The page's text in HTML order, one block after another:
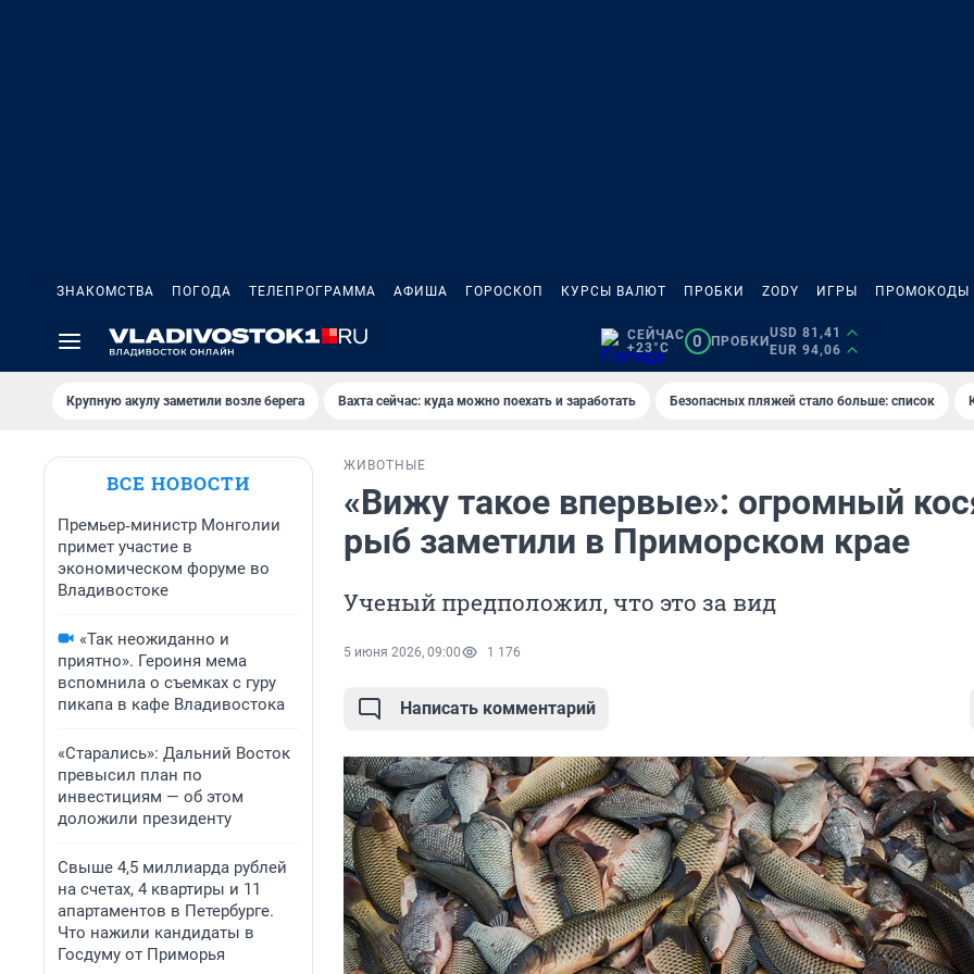
ЗНАКОМСТВА ПОГОДА ТЕЛЕПРОГРАММА АФИША ГОРОСКОП КУРСЫ ВАЛЮТ ПРОБКИ ZODY ИГРЫ ПРОМОКОДЫ
СЕЙЧАС
+23°C
0 ПРОБКИ
USD 81,41
EUR 94,06
Крупную акулу заметили возле берега Вахта сейчас: куда можно поехать и заработать Безопасных пляжей стало больше: список
ВСЕ НОВОСТИ
Премьер‑министр Монголии
примет участие в
экономическом форуме во
Владивостоке
«Так неожиданно и
приятно». Героиня мема
вспомнила о съемках с гуру
пикапа в кафе Владивостока
«Старались»: Дальний Восток
превысил план по
инвестициям — об этом
доложили президенту
Свыше 4,5 миллиарда рублей
на счетах, 4 квартиры и 11
апартаментов в Петербурге.
Что нажили кандидаты в
Госдуму от Приморья
ЖИВОТНЫЕ
«Вижу такое впервые»: огромный
рыб заметили в Приморском крае
Ученый предположил, что это за вид
5 июня 2026, 09:00 1 176
Написать комментарий